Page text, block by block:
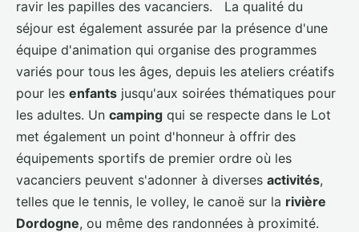
ravir les papilles des vacanciers. La qualité du
séjour est également assurée par la présence d'une
équipe d'animation qui organise des programmes
variés pour tous les âges, depuis les ateliers créatifs
pour les enfants jusqu'aux soirées thématiques pour
les adultes. Un camping qui se respecte dans le Lot
met également un point d'honneur à offrir des
équipements sportifs de premier ordre où les
vacanciers peuvent s'adonner à diverses activités,
telles que le tennis, le volley, le canoë sur la rivière
Dordogne, ou même des randonnées à proximité.